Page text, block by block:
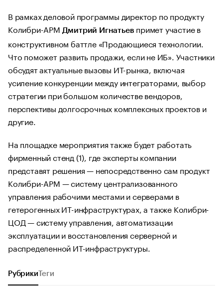
В рамках деловой программы директор по продукту
Колибри-АРМ Дмитрий Игнатьев примет участие в
конструктивном баттле «Продающиеся технологии.
Что поможет развить продажи, если не ИБ». Участники
обсудят актуальные вызовы ИТ-рынка, включая
усиление конкуренции между интеграторами, выбор
стратегии при большом количестве вендоров,
перспективы долгосрочных комплексных проектов и
другие.
На площадке мероприятия также будет работать
фирменный стенд (1), где эксперты компании
представят решения — непосредственно сам продукт
Колибри-АРМ — систему централизованного
управления рабочими местами и серверами в
гетерогенных ИТ-инфраструктурах, а также Колибри-
ЦОД — систему управления, автоматизации
эксплуатации и восстановления серверной и
распределенной ИТ-инфраструктуры.
Рубрики Теги